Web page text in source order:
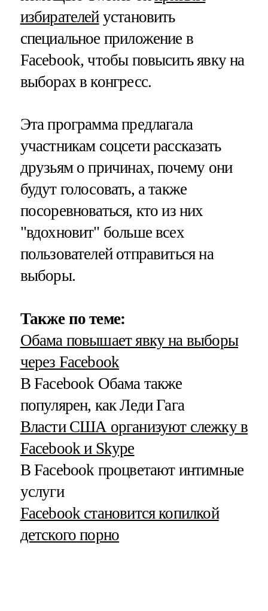
избирателейустановить
специальное приложение в
Facebook, чтобы повысить явку на
выборах в конгресс.
Эта программа предлагала
участникам соцсети рассказать
друзьям о причинах, почему они
будут голосовать, а также
посоревноваться, кто из них
"вдохновит" больше всех
пользователей отправиться на
выборы.
Также по теме:
Обама повышает явку на выборы
через Facebook
В Facebook Обама также
популярен, как Леди Гага
Власти США организуют слежку в
Facebook и Skype
В Facebook процветают интимные
услуги
Facebook становится копилкой
детского порно